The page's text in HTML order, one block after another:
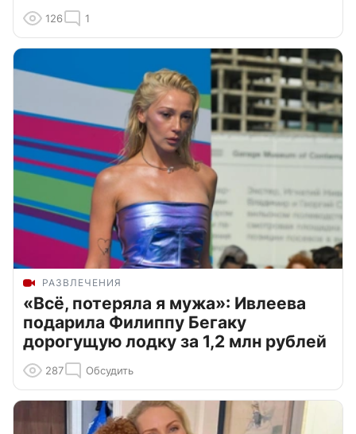
126 1
РАЗВЛЕЧЕНИЯ
«Всё, потеряла я мужа»: Ивлеева
подарила Филиппу Бегаку
дорогущую лодку за 1,2 млн рублей
287 Обсудить